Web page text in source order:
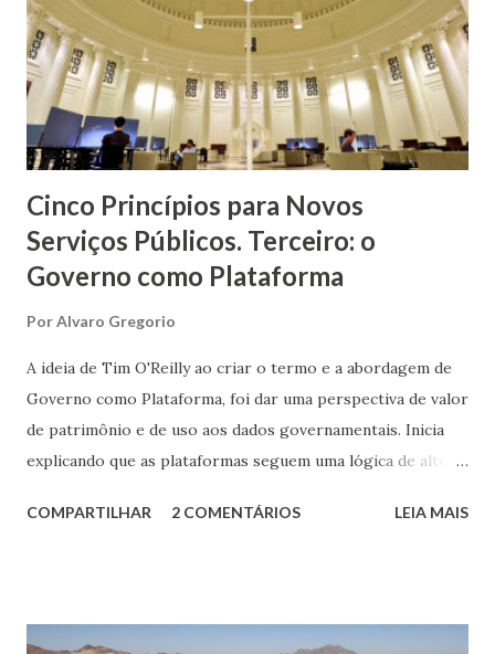
Cinco Princípios para Novos
Serviços Públicos. Terceiro: o
Governo como Plataforma
PorAlvaro Gregorio
A ideia de Tim O'Reilly ao criar o termo e a abordagem de
Governo como Plataforma, foi dar uma perspectiva de valor
de patrimônio e de uso aos dados governamentais. Inicia
explicando que as plataformas seguem uma lógica de alto
investir, mas permitem à população, ao utilizarem essa
trafegarem seus produtos, serviços, passageiros, estimular
COMPARTILHAR 2 COMENTÁRIOS LEIA MAIS